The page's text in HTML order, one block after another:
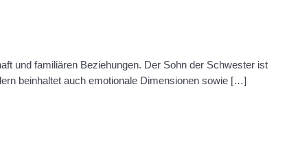
und familiären Beziehungen. Der Sohn der Schwester ist
beinhaltet auch emotionale Dimensionen sowie […]